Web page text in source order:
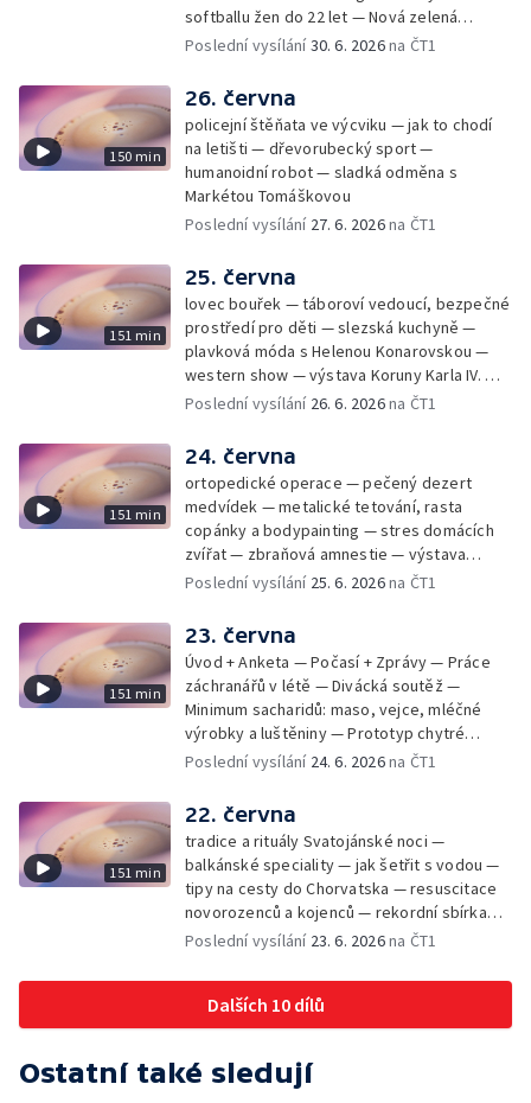
softballu žen do 22 let — Nová zelená
úsporám — Global Teacher Prize Czech
Poslední vysílání30. 6. 2026na ČT1
150 min
26. června
policejní štěňata ve výcviku — jak to chodí
na letišti — dřevorubecký sport —
humanoidní robot — sladká odměna s
Markétou Tomáškovou
Poslední vysílání 27. 6. 2026na ČT1
151 min
25. června
lovec bouřek — táboroví vedoucí, bezpečné
prostředí pro děti — slezská kuchyně —
plavková móda s Helenou Konarovskou —
western show — výstava Koruny Karla IV. —
mladý lezecký fenomén Josef Šindel
Poslední vysílání 26. 6. 2026na ČT1
151 min
24. června
ortopedické operace — pečený dezert
medvídek — metalické tetování, rasta
copánky a bodypainting — stres domácích
zvířat — zbraňová amnestie — výstava
mikrofotografií rostlin — fenomenální
Poslední vysílání 25. 6. 2026na ČT1
151 min
23. června
Úvod + Anketa — Počasí + Zprávy — Práce
záchranářů v létě — Divácká soutěž —
Minimum sacharidů: maso, vejce, mléčné
výrobky a luštěniny — Prototyp chytré
vložky do bot pro běžce — Anketa +
záchranářů v létě — Divácká soutěž —
Minimum sacharidů: maso, vejce, mléčné
výrobky a luštěniny — Jak se udržet v
kondici v létě bez posilovny — Prototyp
chytré vložky do bot pro běžce — Anketa +
aktuálně — Škola hrou — Upoutávka na další
vysílání — Počasí + Zprávy — Práce
Minimum sacharidů: maso, vejce, mléčné
výrobky a luštěniny — Mezinárodní folklórní
kondici v létě bez posilovny — Anketa +
Aktuálně — Škola hrou — Počasí — Prototyp
Poslední vysílání 24. 6. 2026na ČT1
151 min
22. června
tradice a rituály Svatojánské noci —
balkánské speciality — jak šetřit s vodou —
tipy na cesty do Chorvatska — resuscitace
novorozenců a kojenců — rekordní sbírka
velkých modelů aut — výroba šperků se
Poslední vysílání 23. 6. 2026na ČT1
Dalších 10 dílů
Ostatní také sledují